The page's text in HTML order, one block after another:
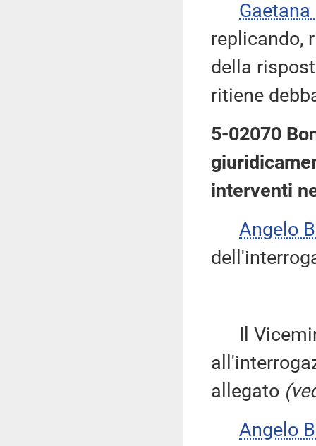
Gaetana
replicando,
della
ritiene
5-02070
interventi
Angelo
Il
allegato
Angelo